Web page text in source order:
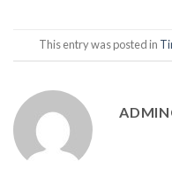
This entry was posted in